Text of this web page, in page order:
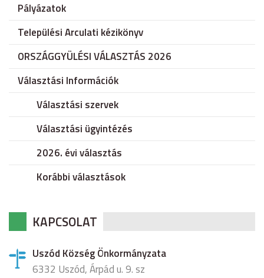
Pályázatok
Települési Arculati kézikönyv
ORSZÁGGYÜLÉSI VÁLASZTÁS 2026
Választási Információk
Választási szervek
Választási ügyintézés
2026. évi választás
Korábbi választások
KAPCSOLAT
Uszód Község Önkormányzata
6332 Uszód, Árpád u. 9. sz